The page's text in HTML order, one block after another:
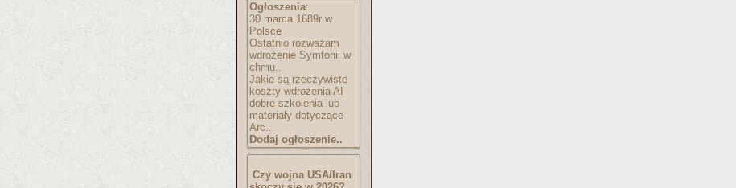
Ogłoszenia:
30 marca 1689r w
Polsce
Ostatnio rozważam
wdrożenie Symfonii w
chmu..
Jakie są rzeczywiste
koszty wdrożenia AI
dobre szkolenia lub
materiały dotyczące
Arc..
Dodaj ogłoszenie..
Czy wojna USA/Iran